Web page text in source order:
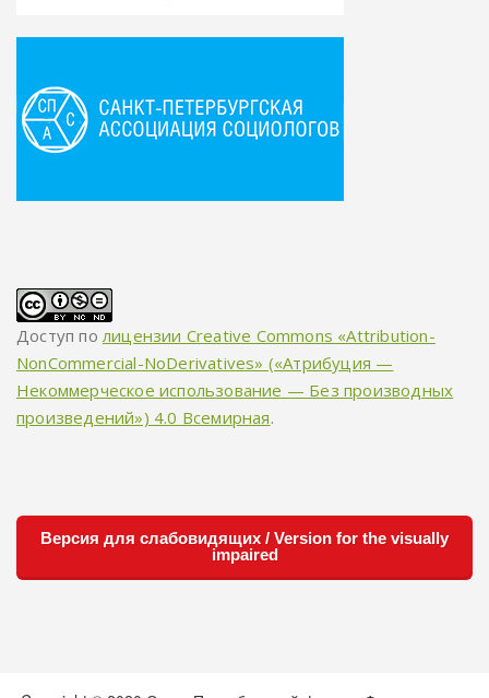
Доступ по лицензии Creative Commons «Attribution-
NonCommercial-NoDerivatives» («Атрибуция —
Некоммерческое использование — Без производных
произведений») 4.0 Всемирная.
Версия для слабовидящих / Version for the visually
impaired